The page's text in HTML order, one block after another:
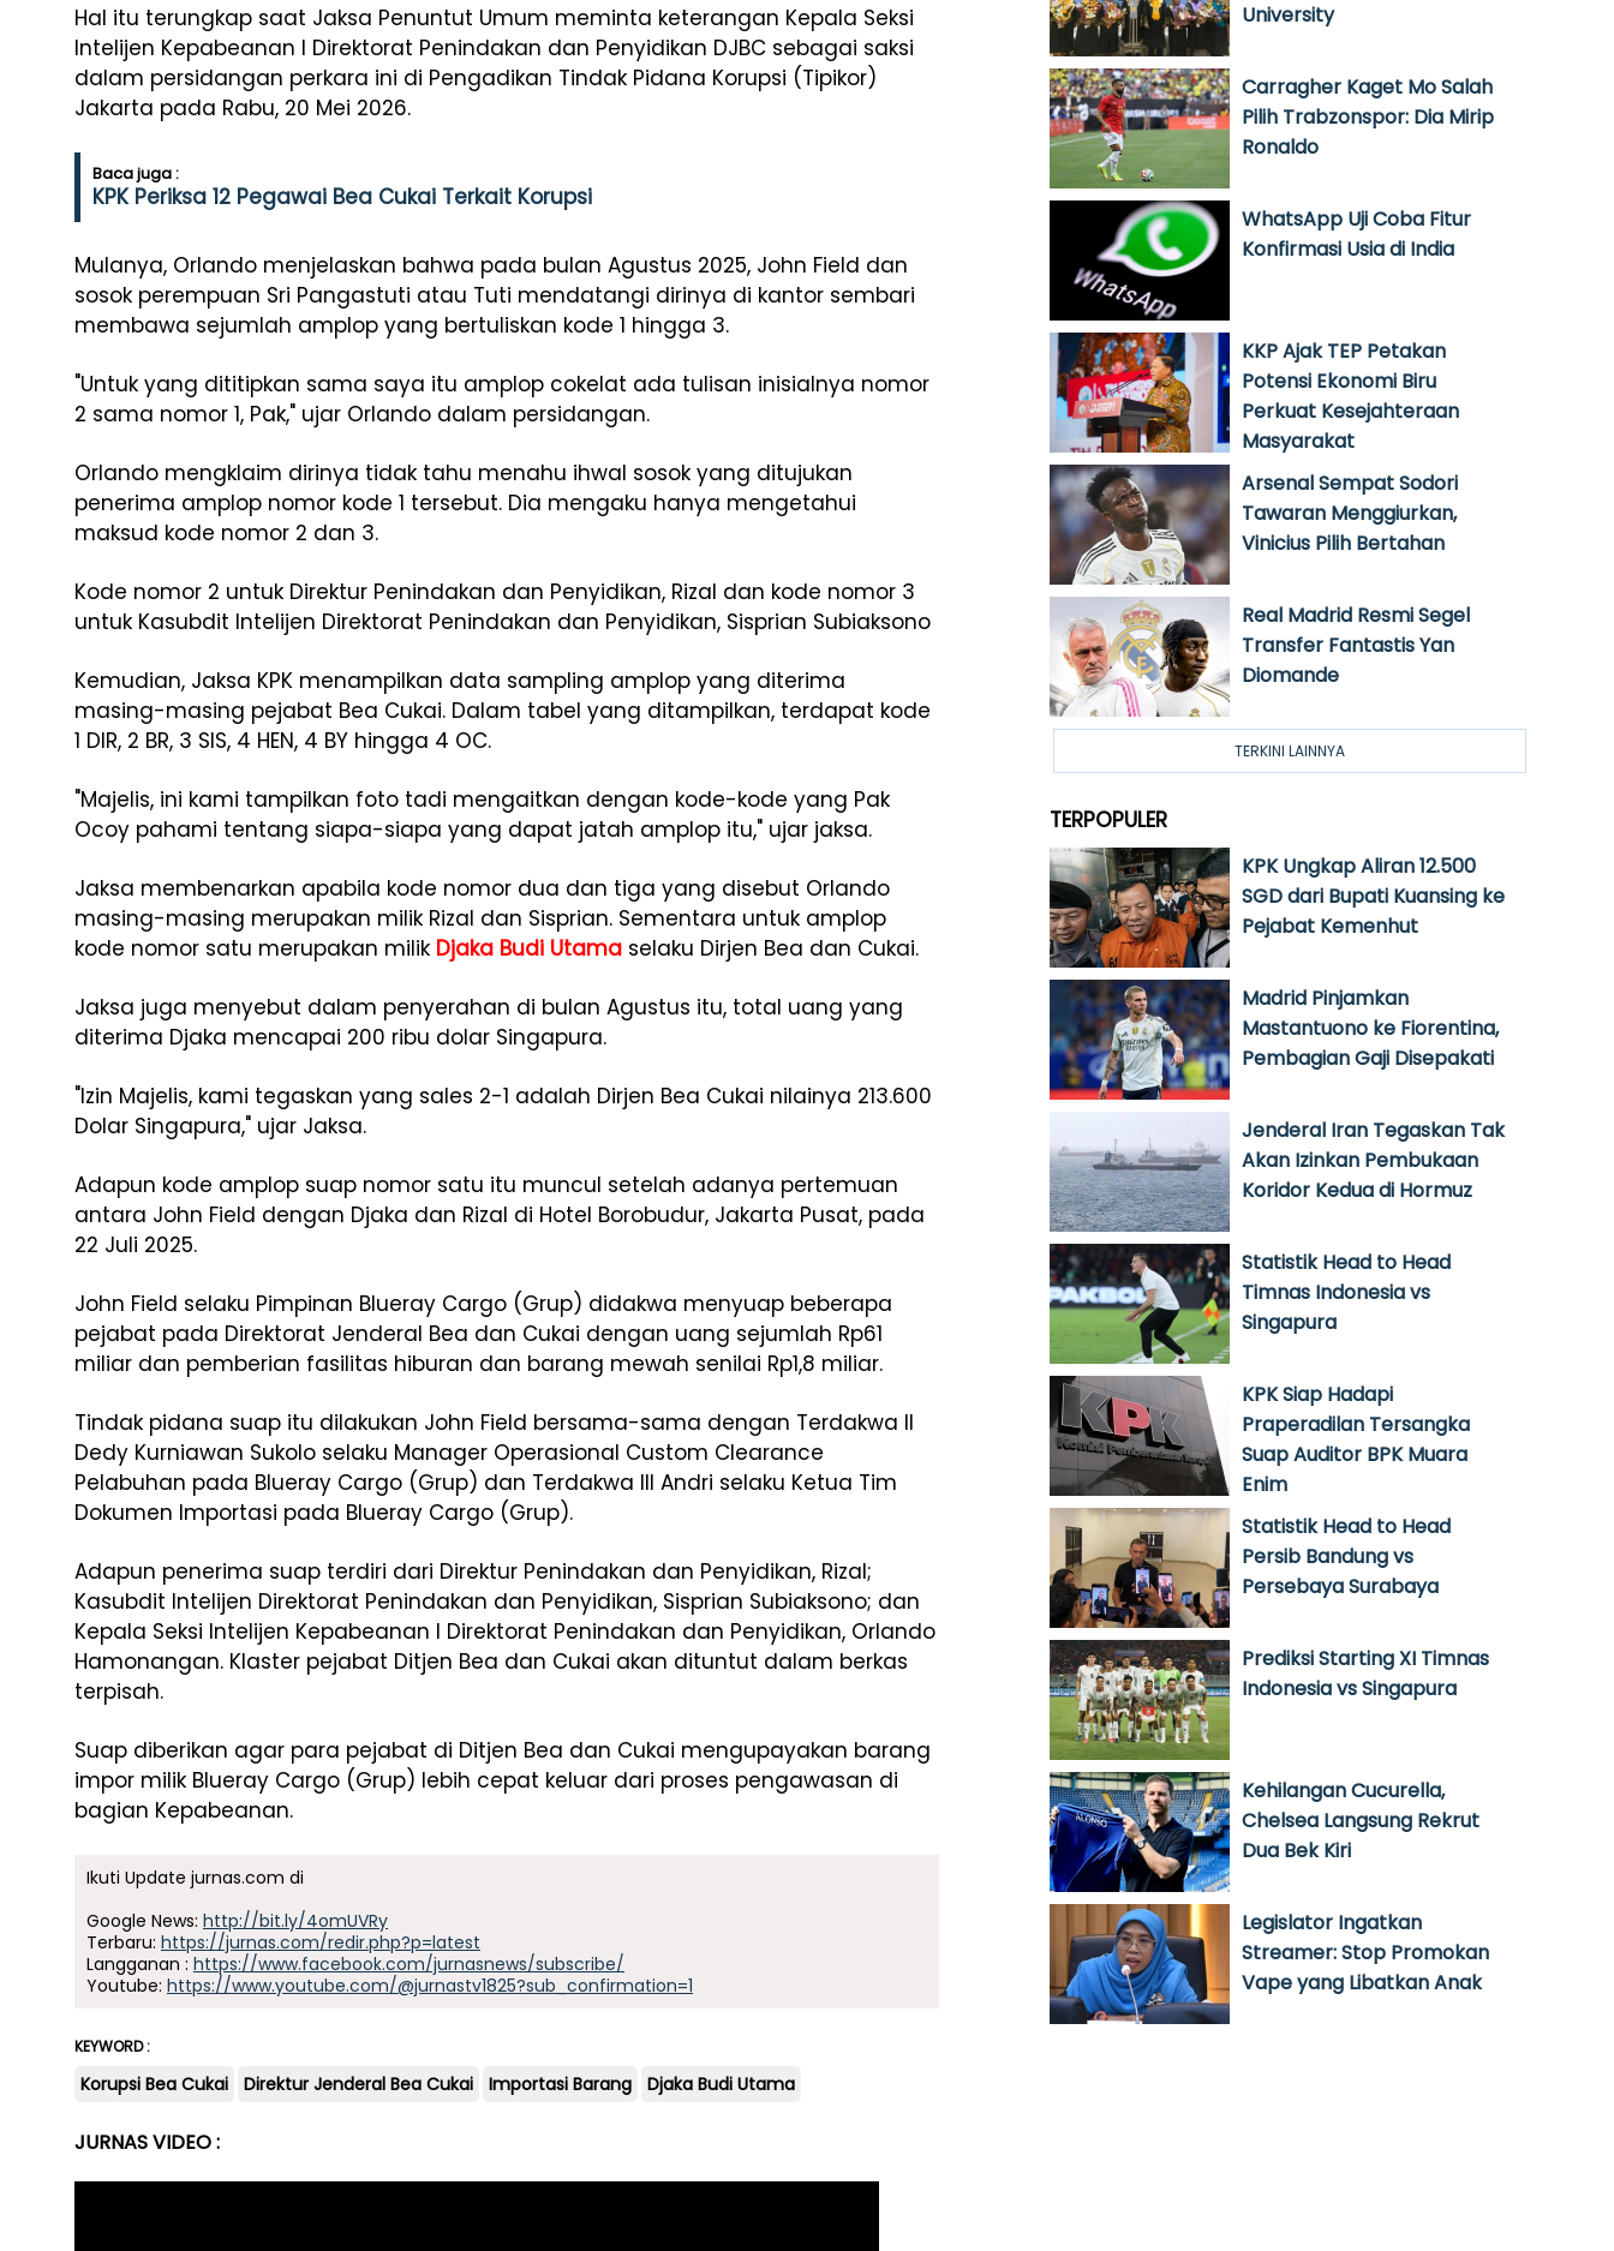
Hal itu terungkap saat Jaksa Penuntut Umum meminta keterangan Kepala Seksi
Intelijen Kepabeanan I Direktorat Penindakan dan Penyidikan DJBC sebagai saksi
dalam persidangan perkara ini di Pengadikan Tindak Pidana Korupsi (Tipikor)
Jakarta pada Rabu, 20 Mei 2026.
Baca juga :
KPK Periksa 12 Pegawai Bea Cukai Terkait Korupsi
Mulanya, Orlando menjelaskan bahwa pada bulan Agustus 2025, John Field dan
sosok perempuan Sri Pangastuti atau Tuti mendatangi dirinya di kantor sembari
membawa sejumlah amplop yang bertuliskan kode 1 hingga 3.
"Untuk yang dititipkan sama saya itu amplop cokelat ada tulisan inisialnya nomor
2 sama nomor 1, Pak," ujar Orlando dalam persidangan.
Orlando mengklaim dirinya tidak tahu menahu ihwal sosok yang ditujukan
penerima amplop nomor kode 1 tersebut. Dia mengaku hanya mengetahui
maksud kode nomor 2 dan 3.
Kode nomor 2 untuk Direktur Penindakan dan Penyidikan, Rizal dan kode nomor 3
untuk Kasubdit Intelijen Direktorat Penindakan dan Penyidikan, Sisprian Subiaksono
Kemudian, Jaksa KPK menampilkan data sampling amplop yang diterima
masing-masing pejabat Bea Cukai. Dalam tabel yang ditampilkan, terdapat kode
1 DIR, 2 BR, 3 SIS, 4 HEN, 4 BY hingga 4 OC.
"Majelis, ini kami tampilkan foto tadi mengaitkan dengan kode-kode yang Pak
Ocoy pahami tentang siapa-siapa yang dapat jatah amplop itu," ujar jaksa.
Jaksa membenarkan apabila kode nomor dua dan tiga yang disebut Orlando
masing-masing merupakan milik Rizal dan Sisprian. Sementara untuk amplop
kode nomor satu merupakan milik Djaka Budi Utama selaku Dirjen Bea dan Cukai.
Jaksa juga menyebut dalam penyerahan di bulan Agustus itu, total uang yang
diterima Djaka mencapai 200 ribu dolar Singapura.
"Izin Majelis, kami tegaskan yang sales 2-1 adalah Dirjen Bea Cukai nilainya 213.600
Dolar Singapura," ujar Jaksa.
Adapun kode amplop suap nomor satu itu muncul setelah adanya pertemuan
antara John Field dengan Djaka dan Rizal di Hotel Borobudur, Jakarta Pusat, pada
22 Juli 2025.
John Field selaku Pimpinan Blueray Cargo (Grup) didakwa menyuap beberapa
pejabat pada Direktorat Jenderal Bea dan Cukai dengan uang sejumlah Rp61
miliar dan pemberian fasilitas hiburan dan barang mewah senilai Rp1,8 miliar.
Tindak pidana suap itu dilakukan John Field bersama-sama dengan Terdakwa II
Dedy Kurniawan Sukolo selaku Manager Operasional Custom Clearance
Pelabuhan pada Blueray Cargo (Grup) dan Terdakwa III Andri selaku Ketua Tim
Dokumen Importasi pada Blueray Cargo (Grup).
Adapun penerima suap terdiri dari Direktur Penindakan dan Penyidikan, Rizal;
Kasubdit Intelijen Direktorat Penindakan dan Penyidikan, Sisprian Subiaksono; dan
Kepala Seksi Intelijen Kepabeanan I Direktorat Penindakan dan Penyidikan, Orlando
Hamonangan. Klaster pejabat Ditjen Bea dan Cukai akan dituntut dalam berkas
terpisah.
Suap diberikan agar para pejabat di Ditjen Bea dan Cukai mengupayakan barang
impor milik Blueray Cargo (Grup) lebih cepat keluar dari proses pengawasan di
bagian Kepabeanan.
Ikuti Update jurnas.com di
Google News: http://bit.ly/4omUVRy
Terbaru: https://jurnas.com/redir.php?p=latest
Langganan : https://www.facebook.com/jurnasnews/subscribe/
Youtube: https://www.youtube.com/@jurnastv1825?sub_confirmation=1
KEYWORD :
Korupsi Bea Cukai Direktur Jenderal Bea Cukai Importasi Barang Djaka Budi Utama
JURNAS VIDEO :
University
Carragher Kaget Mo Salah
Pilih Trabzonspor: Dia Mirip
Ronaldo
WhatsApp Uji Coba Fitur
Konfirmasi Usia di India
KKP Ajak TEP Petakan
Potensi Ekonomi Biru
Perkuat Kesejahteraan
Masyarakat
Arsenal Sempat Sodori
Tawaran Menggiurkan,
Vinicius Pilih Bertahan
Real Madrid Resmi Segel
Transfer Fantastis Yan
Diomande
TERKINI LAINNYA
TERPOPULER
KPK Ungkap Aliran 12.500
SGD dari Bupati Kuansing ke
Pejabat Kemenhut
Madrid Pinjamkan
Mastantuono ke Fiorentina,
Pembagian Gaji Disepakati
Jenderal Iran Tegaskan Tak
Akan Izinkan Pembukaan
Koridor Kedua di Hormuz
Statistik Head to Head
Timnas Indonesia vs
Singapura
KPK Siap Hadapi
Praperadilan Tersangka
Suap Auditor BPK Muara
Enim
Statistik Head to Head
Persib Bandung vs
Persebaya Surabaya
Prediksi Starting XI Timnas
Indonesia vs Singapura
Kehilangan Cucurella,
Chelsea Langsung Rekrut
Dua Bek Kiri
Legislator Ingatkan
Streamer: Stop Promokan
Vape yang Libatkan Anak